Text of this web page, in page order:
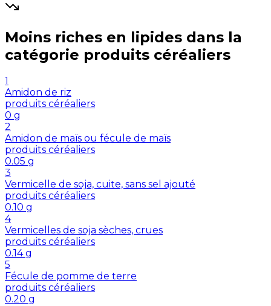
Moins riches en lipides dans la
catégorie produits céréaliers
1
Amidon de riz
produits céréaliers
0 g
2
Amidon de maïs ou fécule de maïs
produits céréaliers
0.05 g
3
Vermicelle de soja, cuite, sans sel ajouté
produits céréaliers
0.10 g
4
Vermicelles de soja sèches, crues
produits céréaliers
0.14 g
5
Fécule de pomme de terre
produits céréaliers
0.20 g